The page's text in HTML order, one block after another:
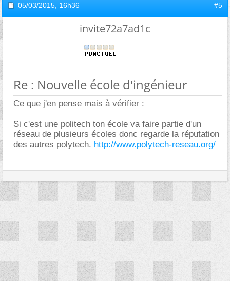
05/03/2015, 16h36 #5
invite72a7ad1c
Re : Nouvelle école d'ingénieur
Ce que j'en pense mais à vérifier :
Si c'est une politech ton école va faire partie d'un
réseau de plusieurs écoles donc regarde la réputation
des autres polytech. http://www.polytech-reseau.org/